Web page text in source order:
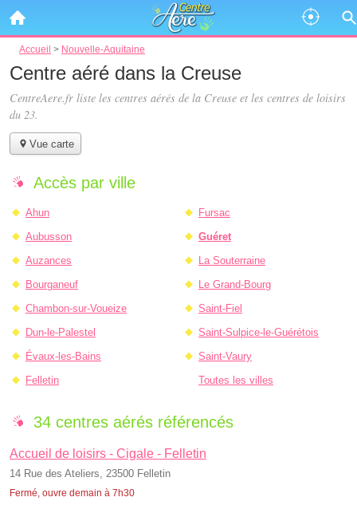
Accueil > Nouvelle-Aquitaine
Centre aéré dans la Creuse
CentreAere.fr liste les centres aérés de la Creuse et les centres de loisirs
du 23.
Vue carte
Accès par ville
Ahun
Aubusson
Auzances
Bourganeuf
Chambon-sur-Voueize
Dun-le-Palestel
Évaux-les-Bains
Felletin
Fursac
Guéret
La Souterraine
Le Grand-Bourg
Saint-Fiel
Saint-Sulpice-le-Guérétois
Saint-Vaury
Toutes les villes
34 centres aérés référencés
Accueil de loisirs - Cigale - Felletin
14 Rue des Ateliers, 23500 Felletin
Fermé, ouvre demain à 7h30